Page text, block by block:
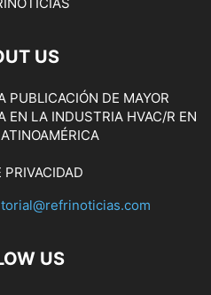
US
PUBLICACIÓN DE MAYOR
EN LA INDUSTRIA HVAC/R EN
PRIVACIDAD
US